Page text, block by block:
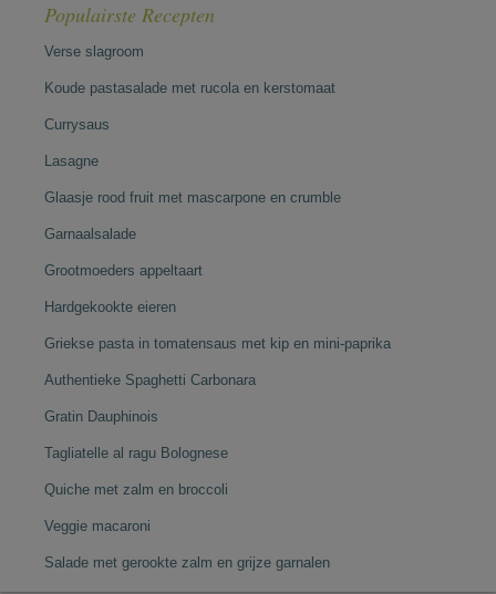
Populairste Recepten
Verse slagroom
Koude pastasalade met rucola en kerstomaat
Currysaus
Lasagne
Glaasje rood fruit met mascarpone en crumble
Garnaalsalade
Grootmoeders appeltaart
Hardgekookte eieren
Griekse pasta in tomatensaus met kip en mini-paprika
Authentieke Spaghetti Carbonara
Gratin Dauphinois
Tagliatelle al ragu Bolognese
Quiche met zalm en broccoli
Veggie macaroni
Salade met gerookte zalm en grijze garnalen